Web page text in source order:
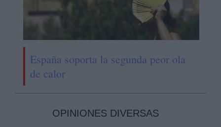
España soporta la segunda peor ola
de calor
OPINIONES DIVERSAS